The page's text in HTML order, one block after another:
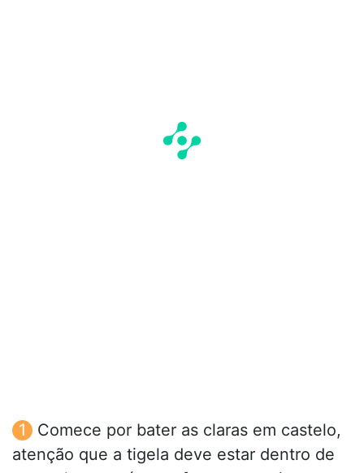
Comece por bater as claras em castelo,
atenção que a tigela deve estar dentro de